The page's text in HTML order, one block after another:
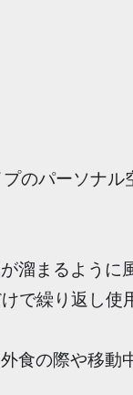
のパーソナル
溜まるように
で繰り返し
食の際や移動